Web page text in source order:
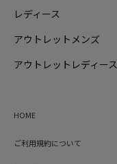
レディース
アウトレットメンズ
アウトレットレディース
HOME
ご利用規約について